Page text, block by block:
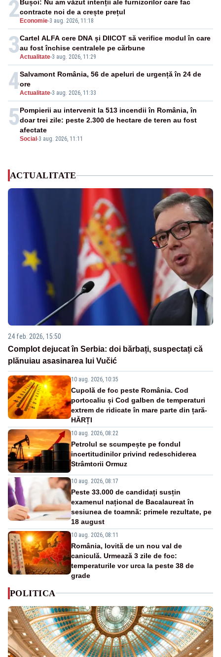
2 Economie-3 aug. 2026, 11:18
Bușoi: Nu am văzut intenții ale furnizorilor care fac
contracte noi de a crește prețul
3Actualitate-3 aug. 2026, 11:29
Cartel ALFA cere DNA și DIICOT să verifice modul în care
au fost închise centralele pe cărbune
4Actualitate-3 aug. 2026, 11:33
Salvamont România, 56 de apeluri de urgență în 24 de
ore
5
Social -3 aug. 2026, 11:11
Pompierii au intervenit la 513 incendii în România, în
doar trei zile: peste 2.300 de hectare de teren au fost
afectate
ACTUALITATE
24 feb. 2026, 15:50
Complot dejucat în Serbia: doi bărbați, suspectați că
plănuiau asasinarea lui Vučić
10 aug. 2026, 10:35
Cupolă de foc peste România. Cod
portocaliu și Cod galben de temperaturi
extrem de ridicate în mare parte din țară-
HĂRȚI
10 aug. 2026, 08:22
Petrolul se scumpește pe fondul
incertitudinilor privind redeschiderea
Strâmtorii Ormuz
10 aug. 2026, 08:17
Peste 33.000 de candidați susțin
examenul național de Bacalaureat în
sesiunea de toamnă: primele rezultate, pe
18 august
10 aug. 2026, 08:11
România, lovită de un nou val de
caniculă. Urmează 3 zile de foc:
temperaturile vor urca la peste 38 de
grade
POLITICA